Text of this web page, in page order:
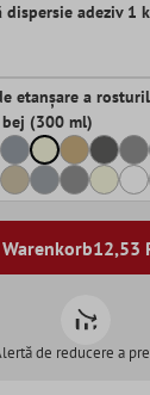
dispersie adeziv 1
etanșare a
bej (300 ml)
12,53
de reducere a